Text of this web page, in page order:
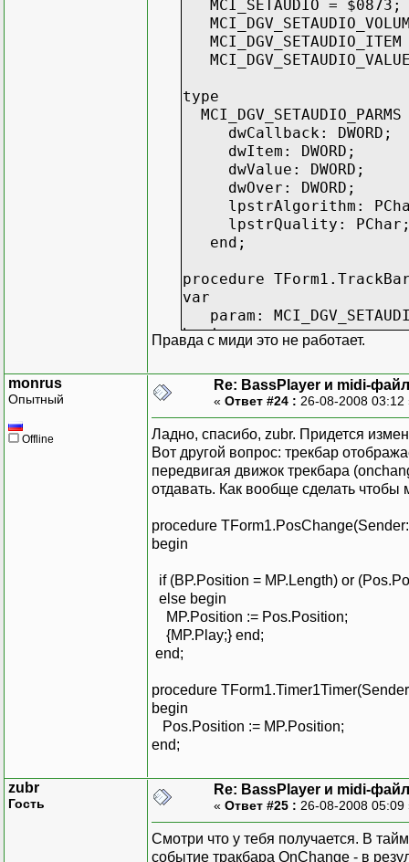
MCI_SETAUDIO = $0873;
type
dwCallback: DWORD;
dwItem: DWORD;
dwValue: DWORD;
dwOver: DWORD;
lpstrAlgorithm:
lpstrQuality:
end;
procedure
var
param:
begin
param.dwCallback := 0;
param.dwItem :=
param.dwValue :=
param.dwOver := 0;
param.lpstrAlgorithm
param.lpstrQuality :=
end;
Правда с миди это не работает.
monrus
Опытный
Offline
Re: BassPlayer и midi-
« Ответ #24 : 26-08-2008
Ладно, спасибо, zubr. Придется
Вот другой вопрос: трекбар
передвигая движок трекбара
отдавать. Как вообще сделать
procedure
begin
if (BP.Position = MP.Length) or
else begin
MP.Position := Pos.Position;
{MP.Play;} end;
end;
procedure
begin
Pos.Position := MP.Position;
end;
zubr
Гость
Re: BassPlayer и midi-
« Ответ #25 : 26-08-2008
Смотри что у тебя получается. В
событие тракбара OnChange - в